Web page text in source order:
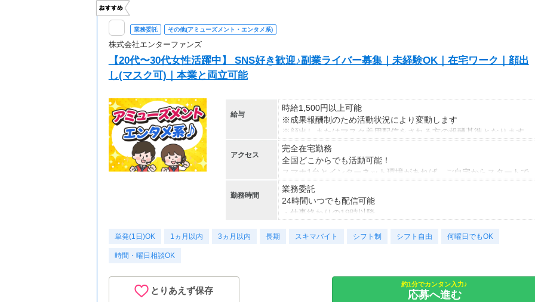
業務委託 その他(アミューズメント・エンタメ系)
株式会社エンターファンズ
【20代〜30代女性活躍中】 SNS好き歓迎♪副業ライバー募集｜未経験OK｜在宅ワーク｜顔出
し(マスク可)｜本業と両立可能
給与
時給1,500円以上可能
※成果報酬制のため活動状況により変動します
※顔出しまたはマスク着用配信をされる方の報酬基準となります
【収入例】
■事務職Aさん（週3日・月50時間程度）
月収8万円～15万円
■営業職Bさん（週4日・月80時間程度）
月収15万円～25万円
■主婦Cさん（月100時間程度）
本業や家庭と両立しながら副業として活動されています。
アクセス
完全在宅勤務
全国どこからでも活動可能！
スマホ1台とインターネット環境があれば、ご自宅からスタートで
きます。
通勤時間ゼロだから、本業やプライベートとの両立もラクラク♪
勤務時間
業務委託
24時間いつでも配信可能
・仕事終わりの19時以降
・スキマ時間だけ
安定した活動を目指す方には、月30〜50時間以上の配信を推奨し
単発(1日)OK 1ヵ月以内 3ヵ月以内 長期 スキマバイト シフト制 シフト自由 何曜日でもOK
時間・曜日相談OK
とりあえず保存
約1分でカンタン入力♪
応募へ進む